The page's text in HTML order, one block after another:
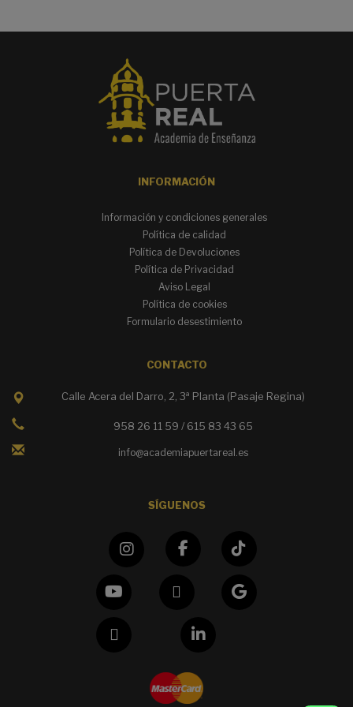
INFORMACIÓN
Información y condiciones generales
Política de calidad
Política de Devoluciones
Política de Privacidad
Aviso Legal
Política de cookies
Formulario desestimiento
CONTACTO
Calle Acera del Darro, 2, 3ª Planta (Pasaje Regina)
958 26 11 59 / 615 83 43 65
info@academiapuertareal.es
SÍGUENOS